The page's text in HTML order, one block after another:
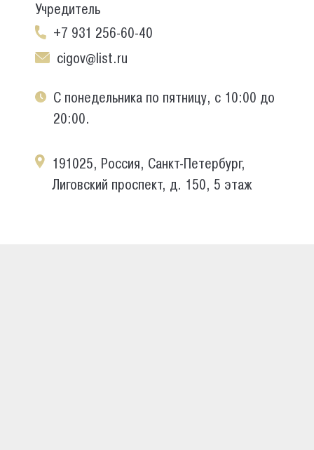
Учредитель
+7 931 256-60-40
cigov@list.ru
С понедельника по пятницу, с 10:00 до
20:00.
191025, Россия, Санкт-Петербург,
Лиговский проспект, д. 150, 5 этаж